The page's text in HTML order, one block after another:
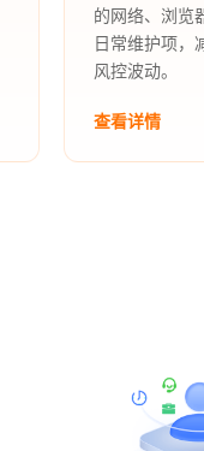
的网络、浏览
日常维护项，
风控波动。
查看详情